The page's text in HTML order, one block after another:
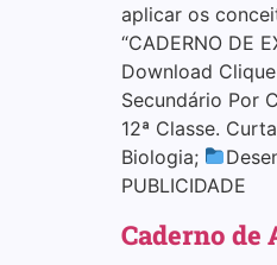
aplicar os
“CADERNO DE
Download
Secundário Por
12ª Classe.
Biologia;
PUBLICIDADE
Caderno de